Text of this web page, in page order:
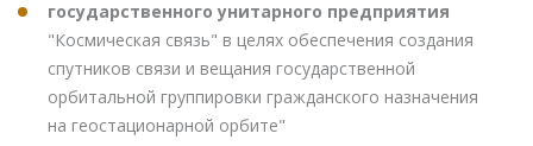
государственного унитарного предприятия
"Космическая связь" в целях обеспечения создания
спутников связи и вещания государственной
орбитальной группировки гражданского назначения
на геостационарной орбите"